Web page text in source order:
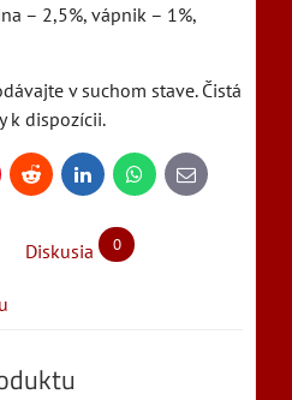
– 2,5%, vápnik – 1%,
v suchom stave. Čistá
k dispozícii.
Reddit LinkedInWhatsApp
E-
mail
Diskusia 0